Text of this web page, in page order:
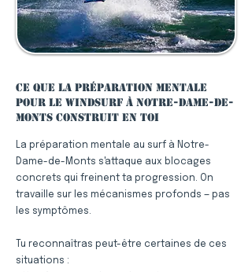
Ce que la préparation mentale
pour le windsurf à Notre-Dame-de-
Monts construit en toi
La préparation mentale au surf à Notre-
Dame-de-Monts s'attaque aux blocages
concrets qui freinent ta progression. On
travaille sur les mécanismes profonds — pas
les symptômes.
Tu reconnaîtras peut-être certaines de ces
situations :